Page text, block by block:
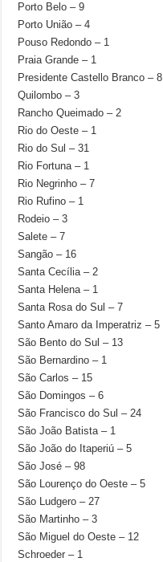
Porto Belo – 9
Porto União – 4
Pouso Redondo – 1
Praia Grande – 1
Presidente Castello Branco – 8
Quilombo – 3
Rancho Queimado – 2
Rio do Oeste – 1
Rio do Sul – 31
Rio Fortuna – 1
Rio Negrinho – 7
Rio Rufino – 1
Rodeio – 3
Salete – 7
Sangão – 16
Santa Cecília – 2
Santa Helena – 1
Santa Rosa do Sul – 7
Santo Amaro da Imperatriz – 5
São Bento do Sul – 13
São Bernardino – 1
São Carlos – 15
São Domingos – 6
São Francisco do Sul – 24
São João Batista – 1
São João do Itaperiú – 5
São José – 98
São Lourenço do Oeste – 5
São Ludgero – 27
São Martinho – 3
São Miguel do Oeste – 12
Schroeder – 1